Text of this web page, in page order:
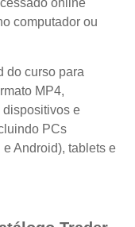
online
computador ou
do curso para
MP4,
dispositivos e
PCs
Android), tablets e